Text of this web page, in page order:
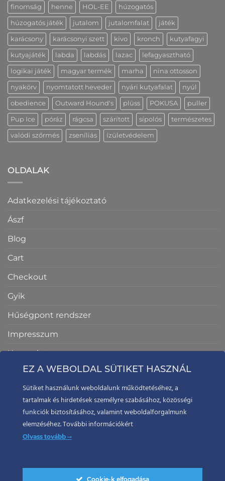
finomság henne HOL-EE húzogatós
húzogatós játék jutalom jutalomfalat játék
karácsony karácsonyi szett kivo kronch kutyafagyi
kutyajáték labda labdás lazac lefagyasztható
logikai játék magyar termék marha nina ottosson
nyakörv nyomtatott heveder nyári kutyafalat nyúl
obedience Outward Hound's plüss POKUSA puller
Pup Ice póráz rágcsa szárított sípolós természetes
valódi szőrmés zseníliás ízületvédelem
OLDALAK
Adatkezelési tájékoztató
Ászf
Blog
Cart
Checkout
Gyik
Hűségpont rendszer
Impresszum
Kapcsolat
My Account
Rólunk
Shop
EZ A WEBOLDAL SÜTIKET HASZNÁL
Sütiket használunk weboldalunk működtetéséhez, a
tartalmak és hirdetések személyre szabásához, közösségi
funkciók biztosításához, valamint weboldalforgalmunk
elemzéséhez. További információkért
Olvass tovább
Cookie-k elfogadása